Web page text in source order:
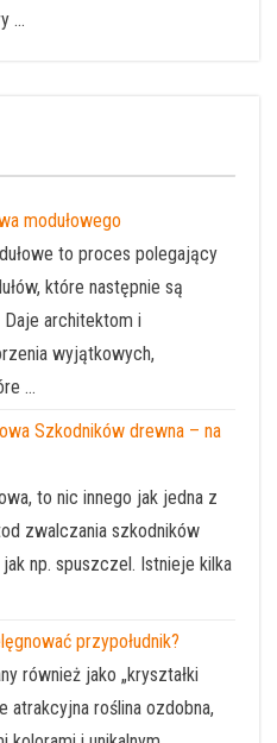
...
modułowego
to proces polegający
które następnie są
Daje architektom i
wyjątkowych,
…
Szkodników drewna – na
to nic innego jak jedna z
zwalczania szkodników
np. spuszczel. Istnieje kilka
przypołudnik?
również jako „kryształki
atrakcyjna roślina ozdobna,